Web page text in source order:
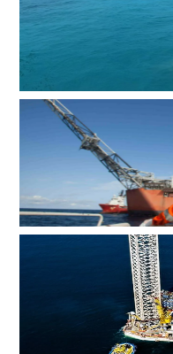
辉固深水ROV服务
MOL Group斥资7.2亿美